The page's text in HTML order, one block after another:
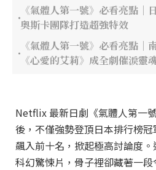
《氣體人第一號》必看亮點｜
奧斯卡團隊打造超強特效
《氣體人第一號》必看亮點｜
《心愛的艾莉》成全劇催淚靈
Netflix 最新日劇《氣體人第一
後，不僅強勢登頂日本排行榜
飆入前十名，掀起極高討論度
科幻驚悚片，骨子裡卻藏著一